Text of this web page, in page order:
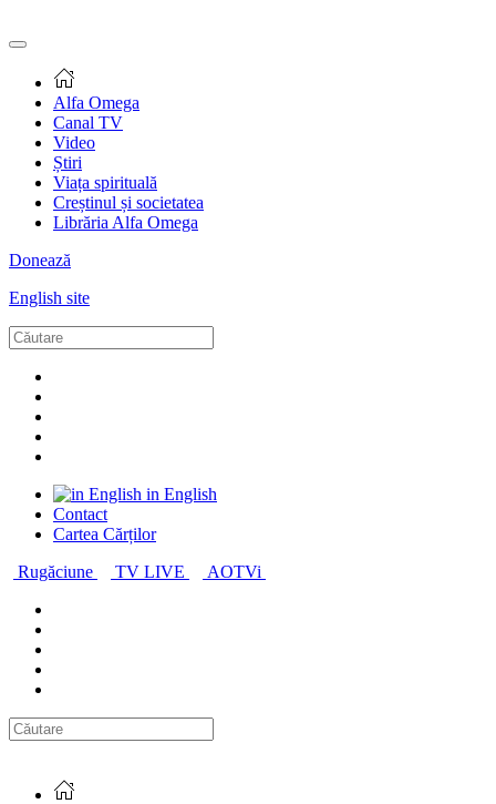
Alfa Omega
Canal TV
Video
Știri
Viața spirituală
Creștinul și societatea
Librăria Alfa Omega
Donează
English site
in English
Contact
Cartea Cărților
Rugăciune
TV LIVE AOTVi